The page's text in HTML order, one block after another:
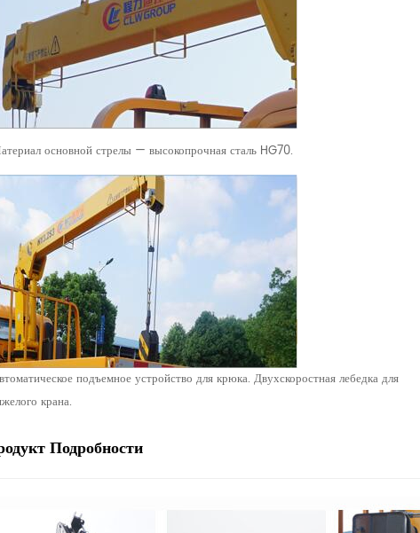
основной стрелы — высокопрочная сталь HG70.
подъемное устройство для крюка. Двухскоростная лебедка для
крана.
Подробности